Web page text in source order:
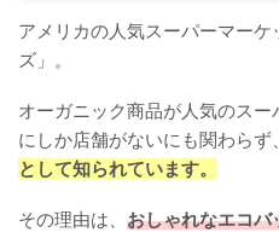
アメリカの人気スーパーマー
ズ」。
オーガニック商品が人気のス
にしか店舗がないにも関わらず、
として知られています。
その理由は、 おしゃれなエコバ